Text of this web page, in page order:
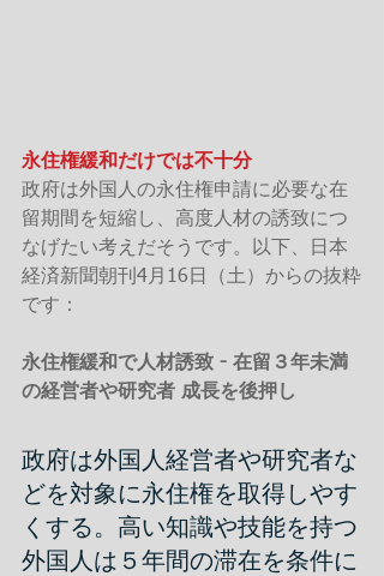
永住権緩和だけでは不十分
政府は外国人の永住権申請に必要な在
留期間を短縮し、高度人材の誘致につ
なげたい考えだそうです。以下、日本
経済新聞朝刊4月16日（土）からの抜粋
です：
永住権緩和で人材誘致 - 在留３年未満
の経営者や研究者 成長を後押し
政府は外国人経営者や研究者な
どを対象に永住権を取得しやす
くする。高い知識や技能を持つ
外国人は５年間の滞在を条件に